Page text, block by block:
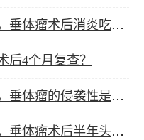
瘤术后消炎吃什么药？
后4个月复查？
瘤的侵袭性是恶性吗？
瘤术后半年头晕脑胀？